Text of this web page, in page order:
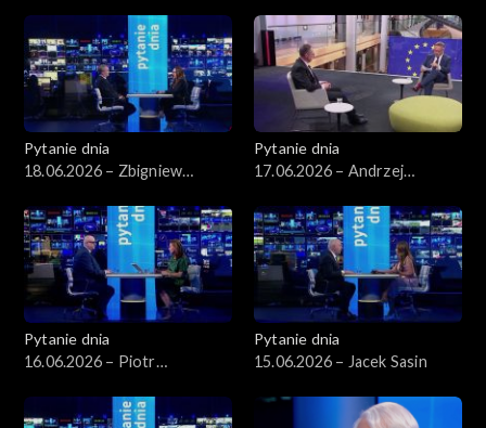
Pytanie dnia
18.06.2026 – Zbigniew
Pytanie dnia
17.06.2026 – Andrzej
Pytanie dnia
16.06.2026 – Piotr
Pytanie dnia
15.06.2026 – Jacek Sasin